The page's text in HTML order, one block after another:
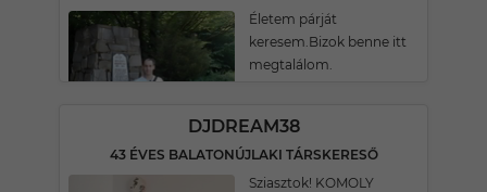
Életem párját
keresem.Bizok benne itt
megtalálom.
DJDREAM38
43 ÉVES BALATONÚJLAKI TÁRSKERESŐ
Sziasztok! KOMOLY